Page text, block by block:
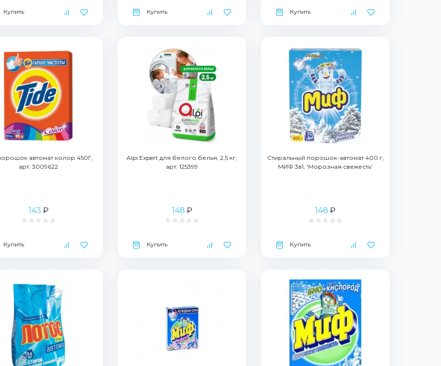
Купить Купить Купить
автомат колор 450Г,
арт. 3009622
143 ₽
Купить
Alpi Expert для белого белья, 2,5 кг,
арт. 125399
148 ₽
Купить
Стиральный порошок-автомат 400 г,
МИФ 3в1, 'Морозная свежесть'
148 ₽
Купить